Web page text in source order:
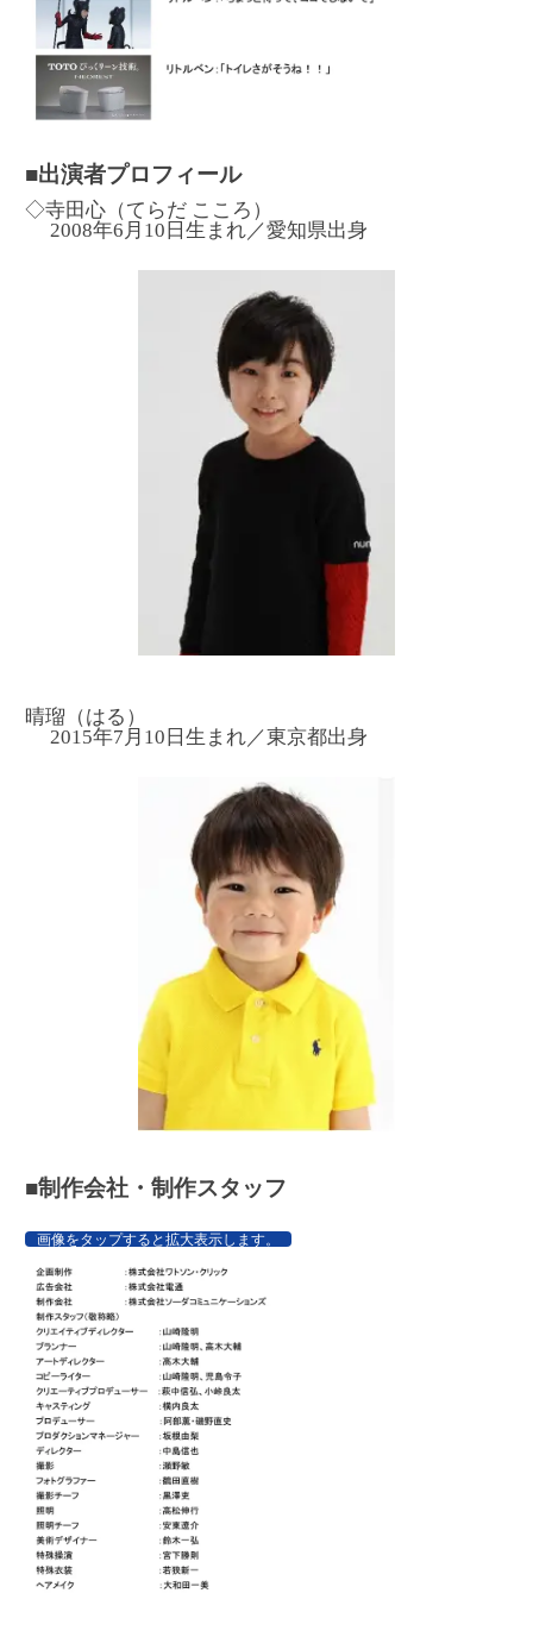
■出演者プロフィール
◇寺田心（てらだ こころ）
2008年6月10日生まれ／愛知県出身
晴瑠（はる）
2015年7月10日生まれ／東京都出身
■制作会社・制作スタッフ
画像をタップすると拡大表示します。